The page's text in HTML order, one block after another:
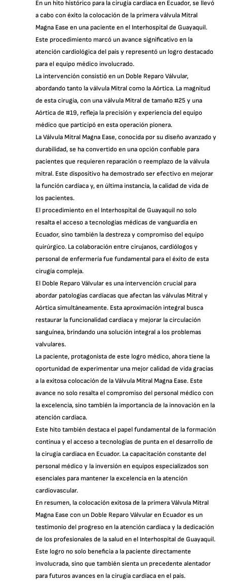
En un hito histórico para la cirugía cardíaca en Ecuador, se llevó
a cabo con éxito la colocación de la primera válvula Mitral
Magna Ease en una paciente en el Interhospital de Guayaquil.
Este procedimiento marcó un avance significativo en la
atención cardiológica del país y representó un logro destacado
para el equipo médico involucrado.
La intervención consistió en un Doble Reparo Válvular,
abordando tanto la válvula Mitral como la Aórtica. La magnitud
de esta cirugía, con una válvula Mitral de tamaño #25 y una
Aórtica de #19, refleja la precisión y experiencia del equipo
médico que participó en esta operación pionera.
La Válvula Mitral Magna Ease, conocida por su diseño avanzado y
durabilidad, se ha convertido en una opción confiable para
pacientes que requieren reparación o reemplazo de la válvula
mitral. Este dispositivo ha demostrado ser efectivo en mejorar
la función cardíaca y, en última instancia, la calidad de vida de
los pacientes.
El procedimiento en el Interhospital de Guayaquil no solo
resalta el acceso a tecnologías médicas de vanguardia en
Ecuador, sino también la destreza y compromiso del equipo
quirúrgico. La colaboración entre cirujanos, cardiólogos y
personal de enfermería fue fundamental para el éxito de esta
cirugía compleja.
El Doble Reparo Válvular es una intervención crucial para
abordar patologías cardíacas que afectan las válvulas Mitral y
Aórtica simultáneamente. Esta aproximación integral busca
restaurar la funcionalidad cardíaca y mejorar la circulación
sanguínea, brindando una solución integral a los problemas
valvulares.
La paciente, protagonista de este logro médico, ahora tiene la
oportunidad de experimentar una mejor calidad de vida gracias
a la exitosa colocación de la Válvula Mitral Magna Ease. Este
avance no solo resalta el compromiso del personal médico con
la excelencia, sino también la importancia de la innovación en la
atención cardíaca.
Este hito también destaca el papel fundamental de la formación
continua y el acceso a tecnologías de punta en el desarrollo de
la cirugía cardíaca en Ecuador. La capacitación constante del
personal médico y la inversión en equipos especializados son
esenciales para mantener la excelencia en la atención
cardiovascular.
En resumen, la colocación exitosa de la primera Válvula Mitral
Magna Ease con un Doble Reparo Válvular en Ecuador es un
testimonio del progreso en la atención cardíaca y la dedicación
de los profesionales de la salud en el Interhospital de Guayaquil.
Este logro no solo beneficia a la paciente directamente
involucrada, sino que también sienta un precedente alentador
para futuros avances en la cirugía cardíaca en el país.